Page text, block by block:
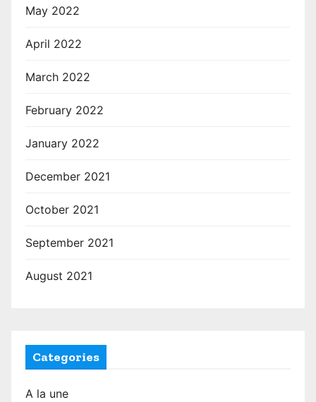
May 2022
April 2022
March 2022
February 2022
January 2022
December 2021
October 2021
September 2021
August 2021
Categories
A la une